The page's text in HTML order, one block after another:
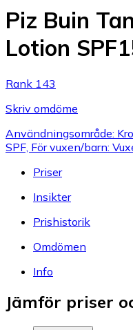
Piz Buin
Lotion
Rank 143
Skriv omdöme
Användningsområde:
SPF, För vuxen/barn:
Priser
Insikter
Prishistorik
Omdömen
Info
Jämför priser